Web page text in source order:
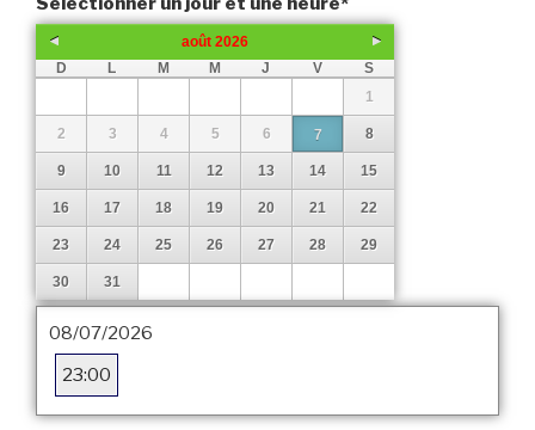
août 2026
D
L M M J V
S
1
2 3 4 5 6 7 8
9 10 11 12 13 14 15
16 17 18 19 20 21 22
23 24 25 26 27 28 29
30 31
08/07/2026
23:00